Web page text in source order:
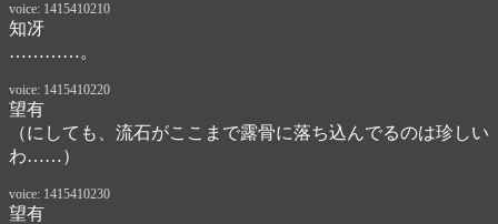
voice: 1415410210
知冴
…………。
voice: 1415410220
望有
（にしても、流石がここまで露骨に落ち込んでるのは珍しい
わ……）
voice: 1415410230
望有